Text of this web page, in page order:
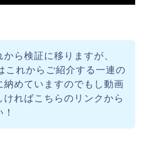
ら検証に移りますが、
これからご紹介する一連の
納めていますのでもし動画
ければこちらのリンクから